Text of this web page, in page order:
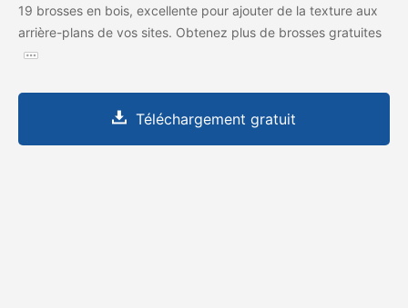
19 brosses en bois, excellente pour ajouter de la texture aux
arrière-plans de vos sites. Obtenez plus de brosses gratuites
Téléchargement gratuit